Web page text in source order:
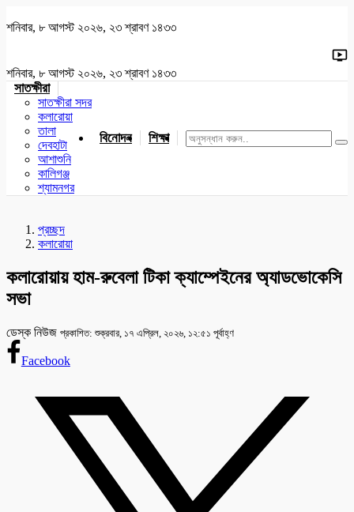
শনিবার, ৮ আগস্ট ২০২৬, ২৩ শ্রাবণ ১৪৩৩
শনিবার, ৮ আগস্ট ২০২৬, ২৩ শ্রাবণ ১৪৩৩
সাতক্ষীরা
সাতক্ষীরা সদর
কলারোয়া
তালা
দেবহাটা
আশাশুনি
কালিগঞ্জ
শ্যামনগর
বিনোদন শিক্ষা খেলাধুলা জাতীয় যশোর
প্রচ্ছদ
কলারোয়া
কলারোয়ায় হাম-রুবেলা টিকা ক্যাম্পেইনের অ্যাডভোকেসি
সভা
ডেস্ক নিউজ প্রকাশিত: শুক্রবার, ১৭ এপ্রিল, ২০২৬, ১২:৫১ পূর্বাহ্ণ
Facebook